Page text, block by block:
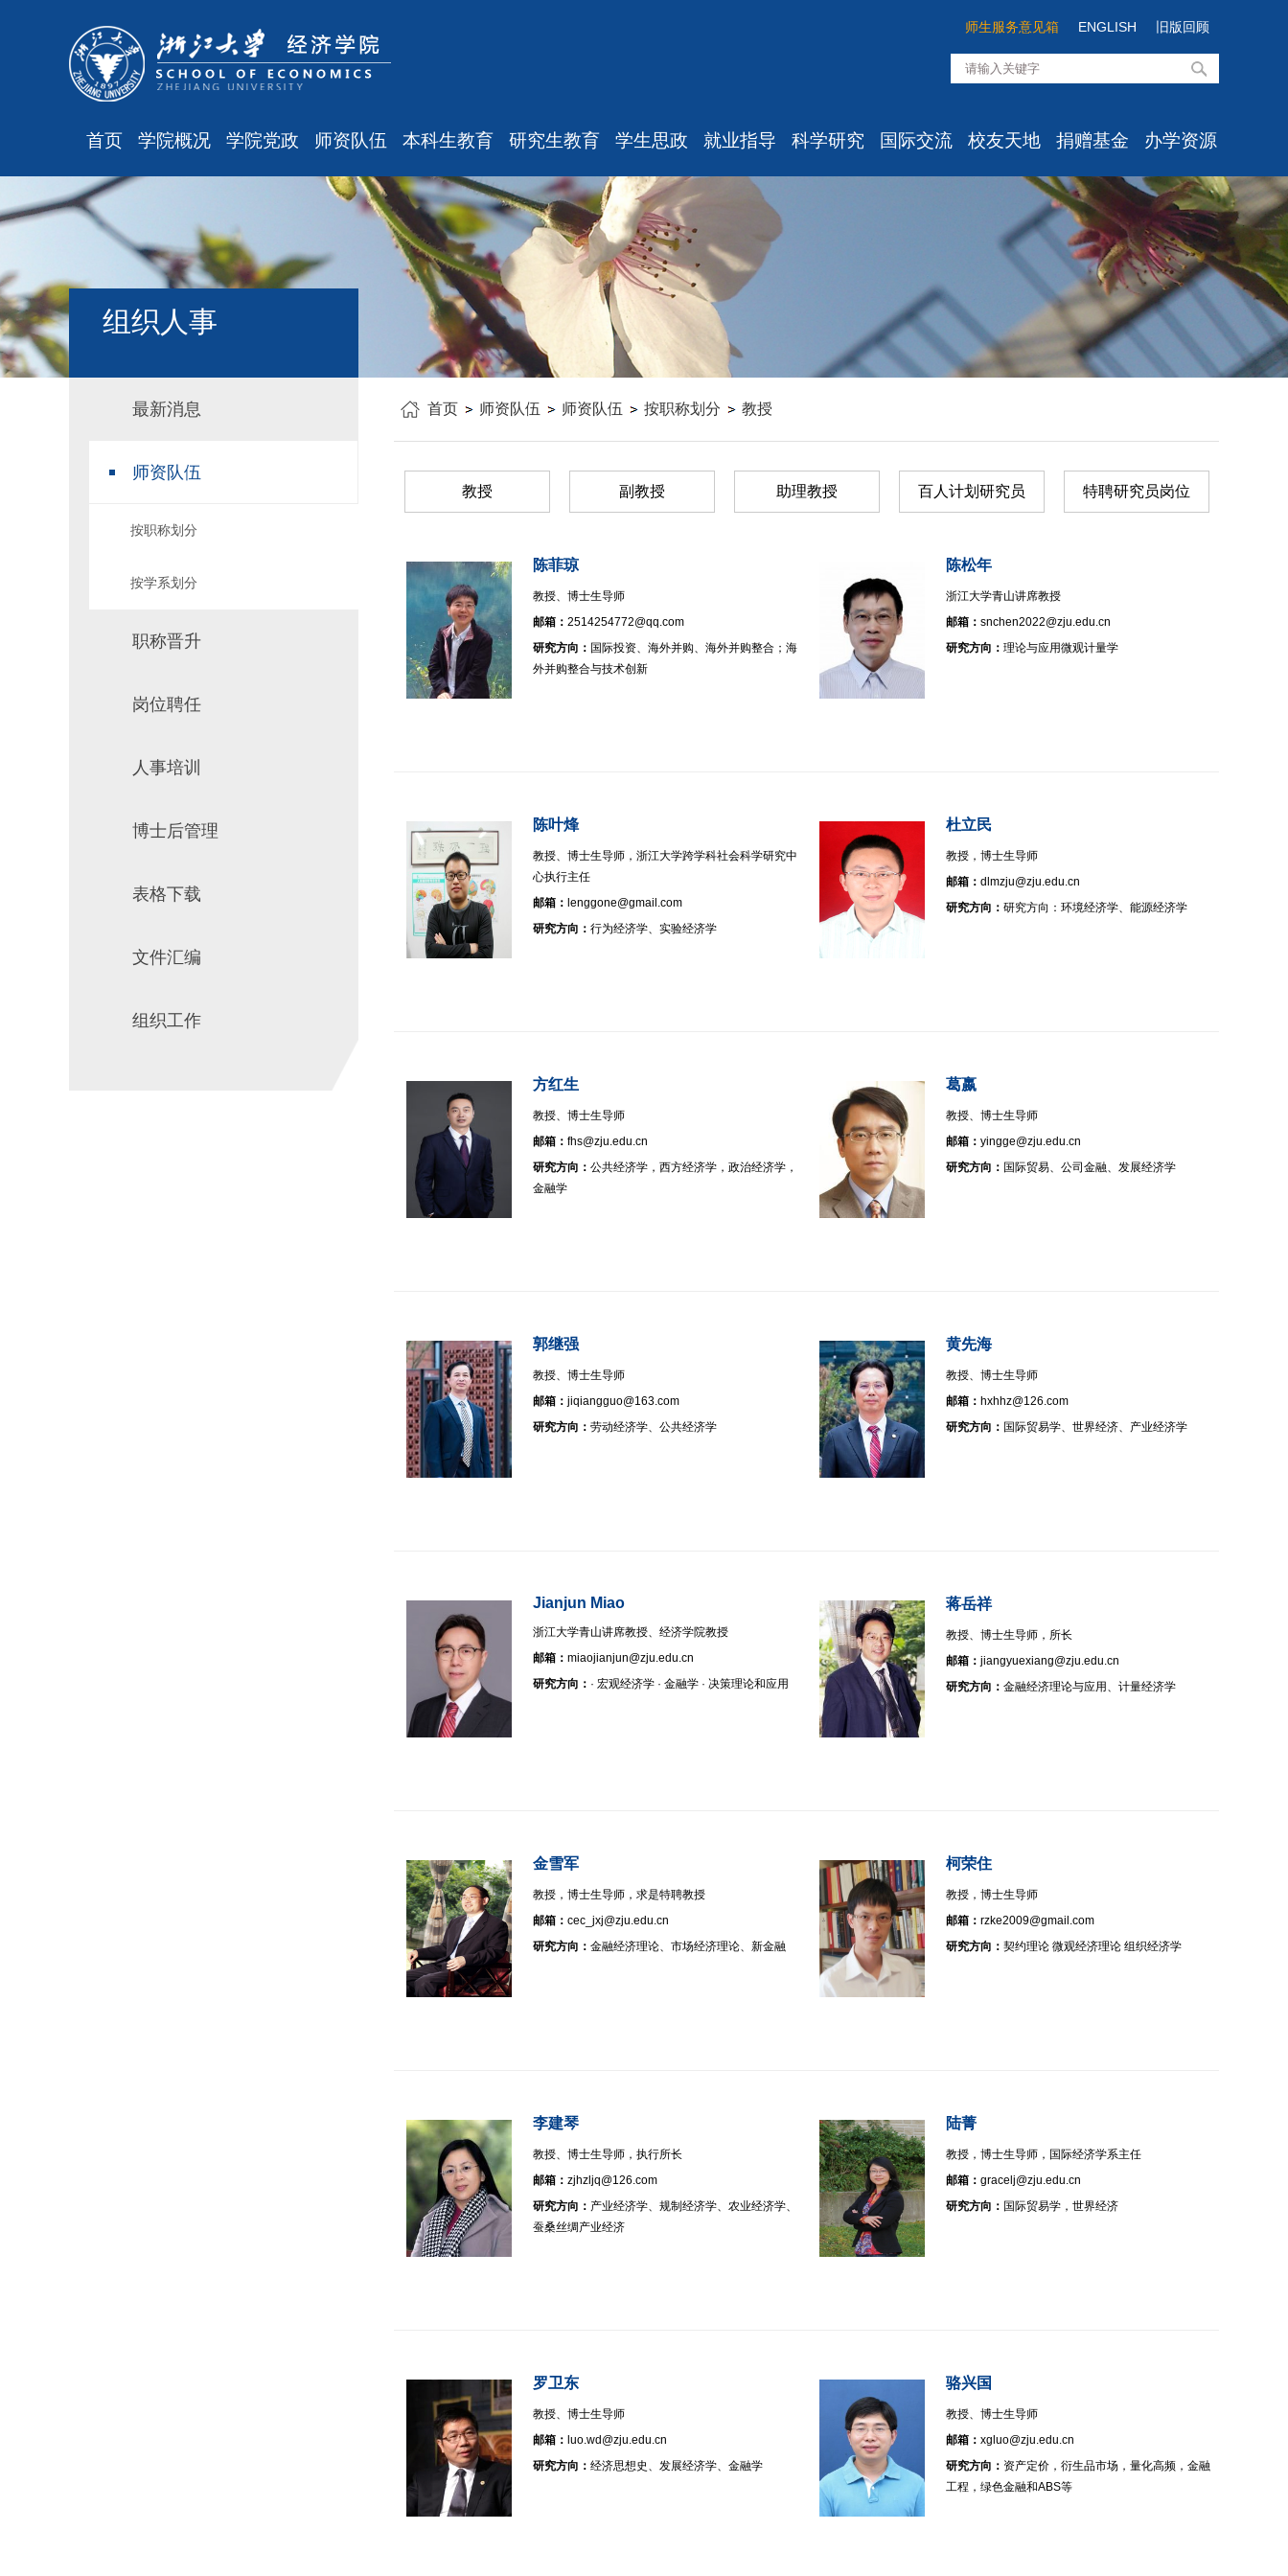
旧版回顾
ENGLISH
师生服务意见箱
首页 学院概况
现任领导
组织结构
学科设置
办公指南
学院党政
会议纪要
学院发文
师资队伍
最新消息
师资队伍
岗位聘任
本科生教育
最新消息
规章制度
课表、校历
主修专业确认
学籍管理
教学与教务
科研训练
对外交流
推荐免试研究生
研究生教育
最新消息
教师工作
招生信息
学位管理
成果管理
学生思政
重要通知
新闻动态
机构设置
本科生思政
研究生思政
就业指导
毕业相关
就业指导 科学研究
专家观点
国际交流
出国出境
国际学生
办事流程
校友天地
校友组织
校友活动
校友风采
校友服务
校友心愿墙/留言板
捐赠基金
经院基金介绍
经院思想项目
经院学者项目
经院之光项目
经院发展项目
经院校友项目
办学资源
高级培训
资料室
实验中心
组织人事
最新消息
师资队伍
按职称划分
按学系划分
职称晋升
岗位聘任
人事培训
博士后管理
表格下载
文件汇编
组织工作
首页 师资队伍 师资队伍 按职称划分 教授
教授 副教授 助理教授 百人计划研究员 特聘研究员岗位
陈菲琼
教授、博士生导师
邮箱： 2514254772@qq.com
研究方向： 国际投资、海外并购、海外并购整合；海
外并购整合与技术创新
陈松年
浙江大学青山讲席教授
邮箱： snchen2022@zju.edu.cn
研究方向： 理论与应用微观计量学
陈叶烽
教授、博士生导师，浙江大学跨学科社会科学研究中
心执行主任
邮箱： lenggone@gmail.com
研究方向： 行为经济学、实验经济学
杜立民
教授，博士生导师
邮箱： dlmzju@zju.edu.cn
研究方向： 研究方向：环境经济学、能源经济学
方红生
教授、博士生导师
邮箱： fhs@zju.edu.cn
研究方向： 公共经济学，西方经济学，政治经济学，
金融学
葛嬴
教授、博士生导师
邮箱： yingge@zju.edu.cn
研究方向： 国际贸易、公司金融、发展经济学
郭继强
教授、博士生导师
邮箱： jiqiangguo@163.com
研究方向： 劳动经济学、公共经济学
黄先海
教授、博士生导师
邮箱： hxhhz@126.com
研究方向： 国际贸易学、世界经济、产业经济学
Jianjun Miao
浙江大学青山讲席教授、经济学院教授
邮箱： miaojianjun@zju.edu.cn
研究方向： · 宏观经济学 · 金融学 · 决策理论和应用
蒋岳祥
教授、博士生导师，所长
邮箱： jiangyuexiang@zju.edu.cn
研究方向： 金融经济理论与应用、计量经济学
金雪军
教授，博士生导师，求是特聘教授
邮箱： cec_jxj@zju.edu.cn
研究方向： 金融经济理论、市场经济理论、新金融
柯荣住
教授，博士生导师
邮箱： rzke2009@gmail.com
研究方向： 契约理论 微观经济理论 组织经济学
李建琴
教授、博士生导师，执行所长
邮箱： zjhzljq@126.com
研究方向： 产业经济学、规制经济学、农业经济学、
蚕桑丝绸产业经济
陆菁
教授，博士生导师，国际经济学系主任
邮箱： gracelj@zju.edu.cn
研究方向： 国际贸易学，世界经济
罗卫东
教授、博士生导师
邮箱： luo.wd@zju.edu.cn
研究方向： 经济思想史、发展经济学、金融学
骆兴国
教授、博士生导师
邮箱： xgluo@zju.edu.cn
研究方向： 资产定价，衍生品市场，量化高频，金融
工程，绿色金融和ABS等